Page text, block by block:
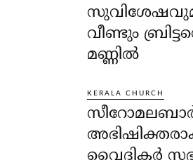
വീണ്ടും
മണ്ണിൽ
KERALA CHURCH
വൈദികർ